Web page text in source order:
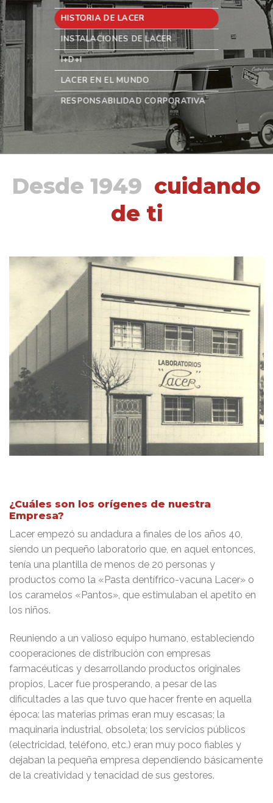
HISTORIA DE LACER
INSTALACIONES DE LACER
I+D+I
LACER EN EL MUNDO
RESPONSABILIDAD CORPORATIVA
Desde 1949 cuidando
de ti
¿Cuáles son los orígenes de nuestra
Empresa?
Lacer empezó su andadura a finales de los años 40,
siendo un pequeño laboratorio que, en aquel entonces,
tenía una plantilla de menos de 20 personas y
productos como la «Pasta dentífrico-vacuna Lacer» o
los caramelos «Pantos», que estimulaban el apetito en
los niños.
Reuniendo a un valioso equipo humano, estableciendo
cooperaciones de distribución con empresas
farmacéuticas y desarrollando productos originales
propios, Lacer fue prosperando, a pesar de las
dificultades a las que tuvo que hacer frente en aquella
época: las materias primas eran muy escasas; la
maquinaria industrial, obsoleta; los servicios públicos
(electricidad, teléfono, etc.) eran muy poco fiables y
dejaban la pequeña empresa dependiendo básicamente
de la creatividad y tenacidad de sus gestores.